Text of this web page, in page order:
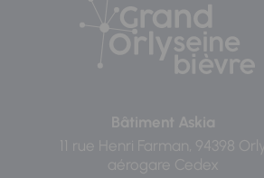
Bâtiment Askia
11 rue Henri Farman, 94398 Orly
aérogare Cedex